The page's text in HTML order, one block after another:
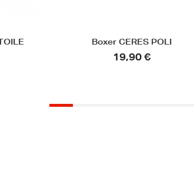
Boxer homme - PEDAL MANIA
25,00 €